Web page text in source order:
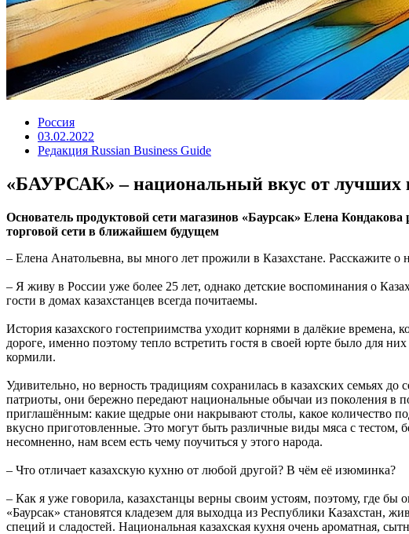
Россия
03.02.2022
Редакция Russian Business Guide
«БАУРСАК» – национальный вкус от лучших
Основатель продуктовой сети магазинов «Баурсак» Елена
торговой сети в ближайшем будущем
– Елена Анатольевна, вы много лет прожили в Казахстане. Расскажите о
– Я живу в России уже более 25 лет, однако детские воспоминания о
гости в домах казахстанцев всегда почитаемы.
История казахского гостеприимства уходит корнями в далёкие
дороге, именно поэтому тепло встретить гостя в своей юрте было для
кормили.
Удивительно, но верность традициям сохранилась в казахских семьях
патриоты, они бережно передают национальные обычаи из поколения в
приглашённым: какие щедрые они накрывают столы, какое количество
вкусно приготовленные. Это могут быть различные виды мяса с тестом,
несомненно, нам всем есть чему поучиться у этого народа.
– Что отличает казахскую кухню от любой другой? В чём её изюминка?
– Как я уже говорила, казахстанцы верны своим устоям, поэтому, где
«Баурсак» становятся кладезем для выходца из Республики Казахстан,
специй и сладостей. Национальная казахская кухня очень ароматная,